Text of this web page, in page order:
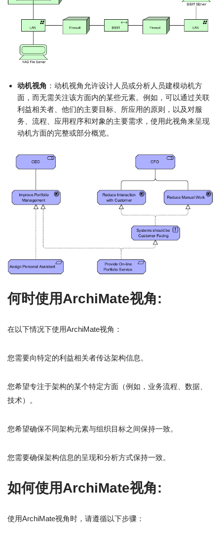
动机视角 ：动机视角允许设计人员或分析人员建模动机方
面，而无需关注该方面内的某些元素。例如，可以通过关联
利益相关者、他们的主要目标、所应用的原则，以及对服
务、流程、应用程序和对象的主要需求，使用此视角来呈现
动机方面的完整或部分概览。
何时使用ArchiMate视角:
在以下情况下使用ArchiMate视角：
您需要向特定的利益相关者传达架构信息。
您希望专注于架构的某个特定方面（例如，业务流程、数据、
技术）。
您希望确保不同架构元素与组织目标之间保持一致。
您需要确保架构信息的呈现和分析方式保持一致。
如何使用ArchiMate视角:
使用ArchiMate视角时，请遵循以下步骤：